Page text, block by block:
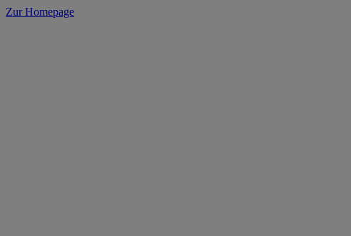
Zur Homepage
Cookie-Einstellungen